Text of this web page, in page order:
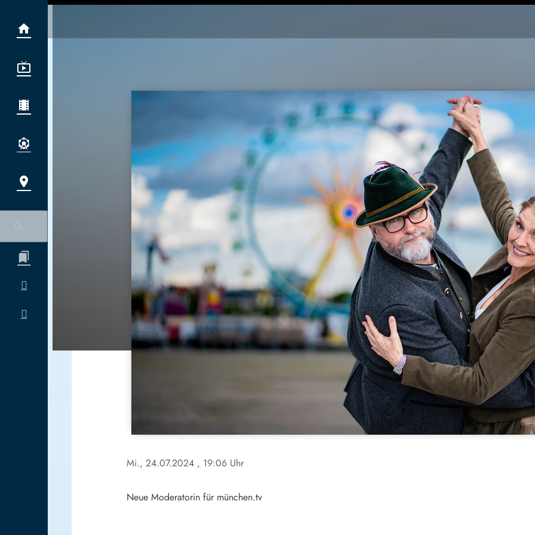
Mi., 24.07.2024 , 19:06 Uhr
Neue Moderatorin für münchen.tv